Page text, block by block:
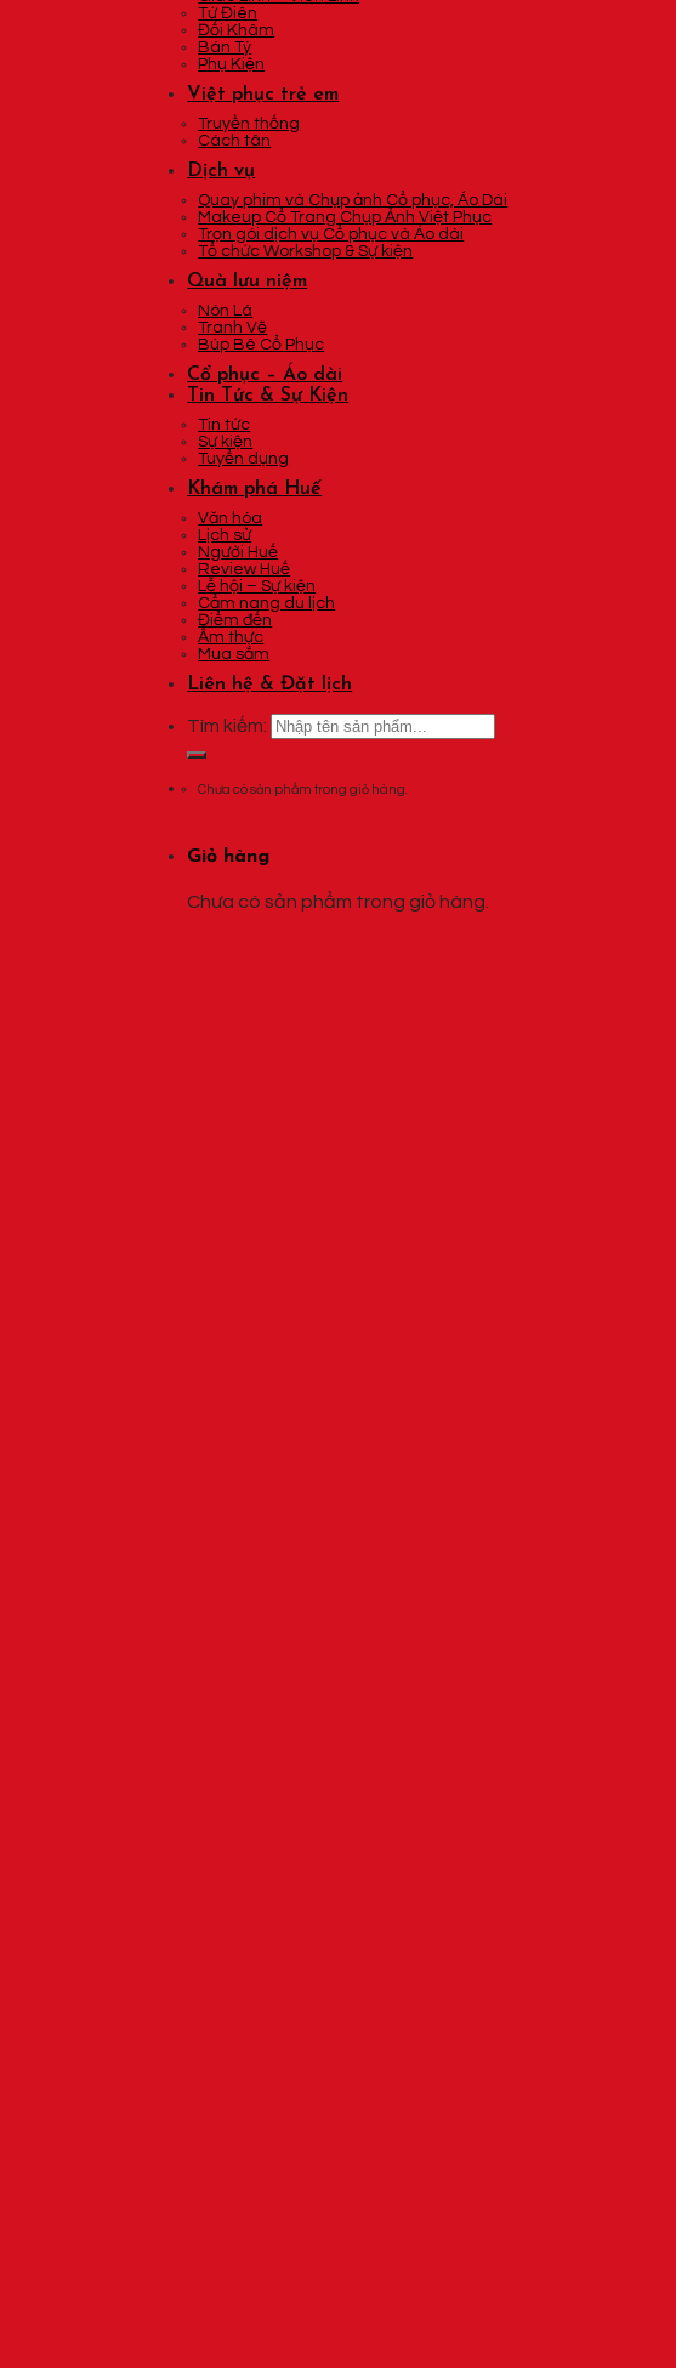
Tứ Điên
Đối Khâm
Bán Tý
Phụ Kiện
Việt phục trẻ em
Truyền thống
Cách tân
Dịch vụ
Quay phim và Chụp ảnh Cổ phục, Áo Dài
Makeup Cổ Trang Chụp Ảnh Việt Phục
Trọn gói dịch vụ Cổ phục và Áo dài
Tổ chức Workshop & Sự kiện
Quà lưu niệm
Nón Lá
Tranh Vẽ
Búp Bê Cổ Phục
Cổ phục – Áo dài
Tin Tức & Sự Kiện
Tin tức
Sự kiện
Tuyển dụng
Khám phá Huế
Văn hóa
Lịch sử
Người Huế
Review Huế
Lễ hội – Sự kiện
Cẩm nang du lịch
Điểm đến
Ẩm thực
Mua sắm
Liên hệ & Đặt lịch
Tìm kiếm:
Chưa có sản phẩm trong giỏ hàng.
Giỏ hàng
Chưa có sản phẩm trong giỏ hàng.